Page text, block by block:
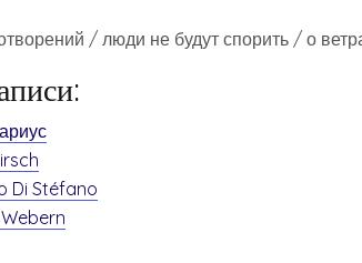
/ люди не будут спорить / о
Di Stéfano